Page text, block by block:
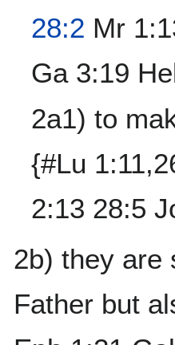
28:2 Mr
Ga 3:19
2a1) to
{#Lu
2:13 28:5
2b) they are
Father but